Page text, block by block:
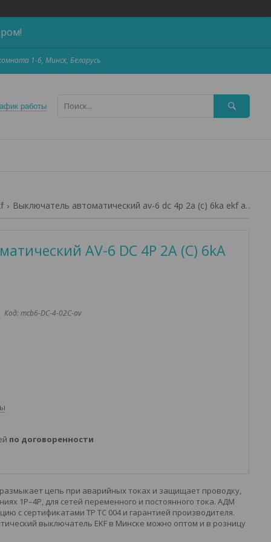
1-6, Минск, Беларусь
работы
Выключатель автоматический av-6 dc 4p 2a (c) 6ka ekf averes
AV-6 DC 4P 2A (C) 6kA
Код:mcb6-DC-4-02C-av
по договоренности
цепь при аварийных токах и защищает проводку,
1P–4P, для сетей переменного и постоянного тока. АДМ
с сертификатами ТР ТС 004 и гарантией производителя.
выключатель EKF в Минске можно оптом и в розницу